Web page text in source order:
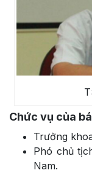
Chức vụ của
Trưởng
Phó chủ
Nam.